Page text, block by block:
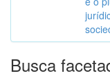
Busca